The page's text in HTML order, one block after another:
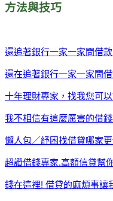
方法與技巧
還追著銀行一家一家問借款
還在追著銀行一家一家問借
十年理財專家，找我您可
我不相信有這麼厲害的借
懶人包／紓困找借貸哪家
超讚借錢專家.高額信貸幫
錢在這裡! 借貸的麻煩事讓